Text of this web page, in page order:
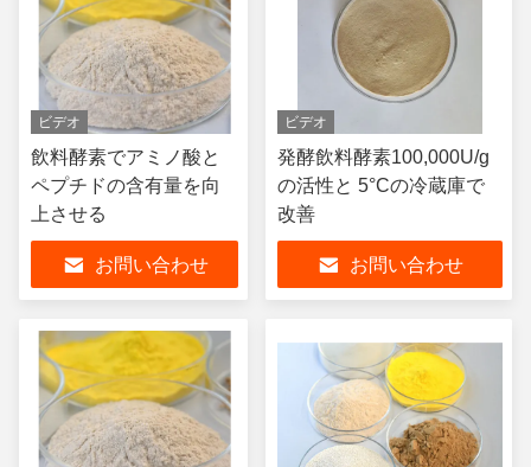
ビデオ
飲料酵素でアミノ酸と
ペプチドの含有量を向
上させる
お問い合わせ
ビデオ
発酵飲料酵素100,000U/g
の活性と 5°Cの冷蔵庫で
改善
お問い合わせ